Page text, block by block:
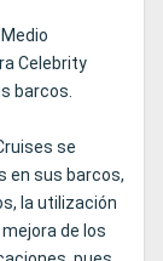
Celebrity
barcos.
se
en sus barcos,
la utilización
de los